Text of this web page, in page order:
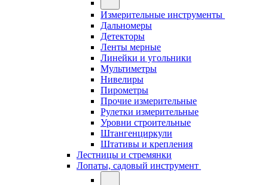
Измерительные инструменты
Дальномеры
Детекторы
Ленты мерные
Линейки и угольники
Мультиметры
Нивелиры
Пирометры
Прочие измерительные
Рулетки измерительные
Уровни строительные
Штангенциркули
Штативы и крепления
Лестницы и стремянки
Лопаты, садовый инструмент